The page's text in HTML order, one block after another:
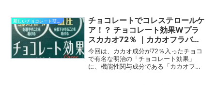
てあると私は思います。今回は、
Pocky（ポッキー）と...
チョコレートでコレステロールケ
ア！？ チョコレート効果Wプラ
スカカオ72％ ｜カカオフラバノ
ールの機能性
今回は、カカオ成分が72％入ったチョコ
で有名な明治の「チョコレート効果」
に、機能性関与成分である「カカオフラ